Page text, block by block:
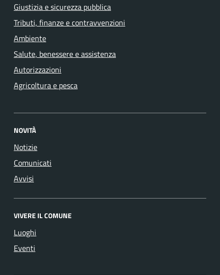
Giustizia e sicurezza pubblica
Tributi, finanze e contravvenzioni
Ambiente
Salute, benessere e assistenza
Autorizzazioni
Agricoltura e pesca
NOVITÀ
Notizie
Comunicati
Avvisi
VIVERE IL COMUNE
Luoghi
Eventi